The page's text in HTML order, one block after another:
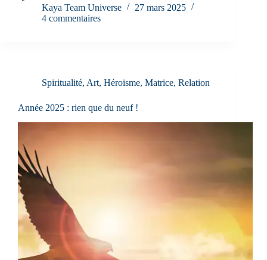
Kaya Team Universe
27 mars 2025
4 commentaires
Spiritualité, Art, Héroïsme, Matrice, Relation
Année 2025 : rien que du neuf !